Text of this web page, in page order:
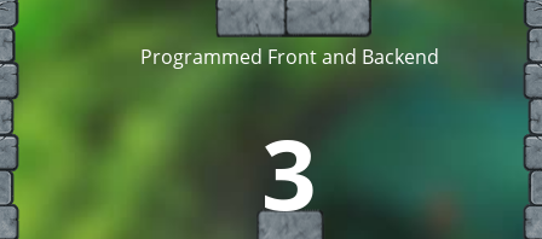
Programmed Front and Backend
3